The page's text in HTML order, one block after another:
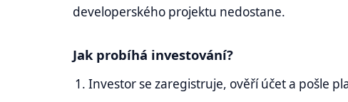
developerského projektu nedostane.
Jak probíhá investování?
Investor se zaregistruje, ověří účet a pošle